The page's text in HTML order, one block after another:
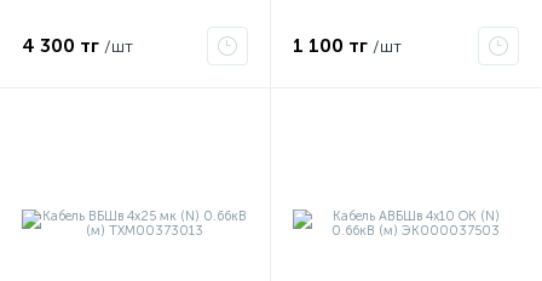
4 300 тг /шт 1 100 тг /шт